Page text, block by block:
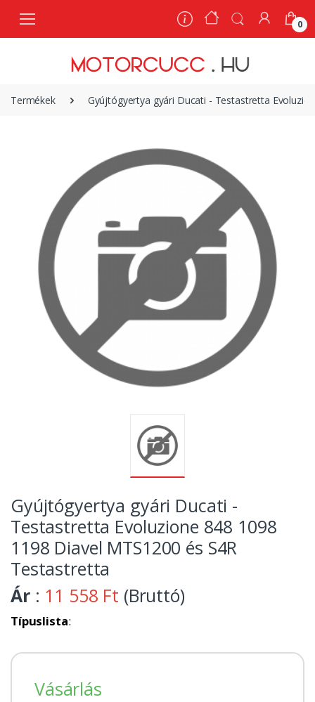
0
Termékek Gyújtógyertya gyári Ducati - Testastretta
Gyújtógyertya gyári Ducati -
Testastretta Evoluzione 848 1098
1198 Diavel MTS1200 és S4R
Testastretta
Ár : 11 558 Ft (Bruttó)
Típuslista:
Vásárlás
0